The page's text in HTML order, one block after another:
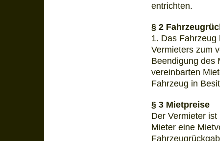
entrichten.
§ 2
1. Das
Vermieters zum
Beendigung des
vereinbarten
Fahrzeug in
§ 3 Mietpreise
Der Vermieter
Mieter eine